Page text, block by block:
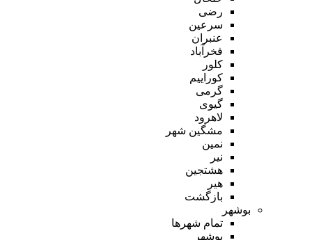
رضی
سرعین
عنبران
فخرآباد
کلور
کوراییم
گرمی
گیوی
لاهرود
مشگین شهر
نمین
نیر
هشتجین
هیر
بازگشت
بوشهر
تمام شهر‌ها
بوشهر